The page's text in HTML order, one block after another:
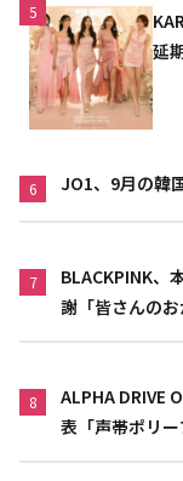
5
延
6 JO1、9月の韓
7
BLACKPINK、
謝「皆さんのお
8
ALPHA DRIVE
表「声帯ポリ